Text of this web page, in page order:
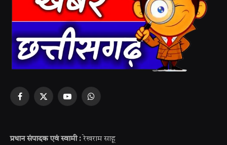
Facebook
X
YouTubeWhatsApp
प्रधान संपादक एवं स्वामी : रेखराम साहू